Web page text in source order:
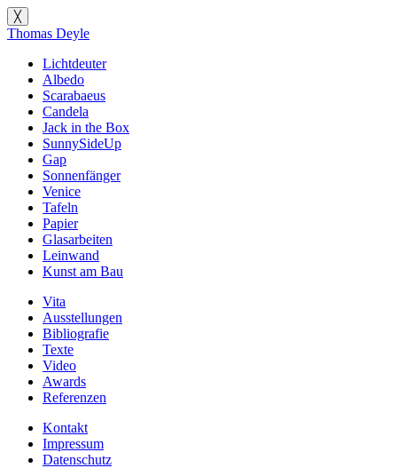
╳
Thomas Deyle
Lichtdeuter
Albedo
Scarabaeus
Candela
Jack in the Box
SunnySideUp
Gap
Sonnenfänger
Venice
Tafeln
Papier
Glasarbeiten
Leinwand
Kunst am Bau
Vita
Ausstellungen
Bibliografie
Texte
Video
Awards
Referenzen
Kontakt
Impressum
Datenschutz